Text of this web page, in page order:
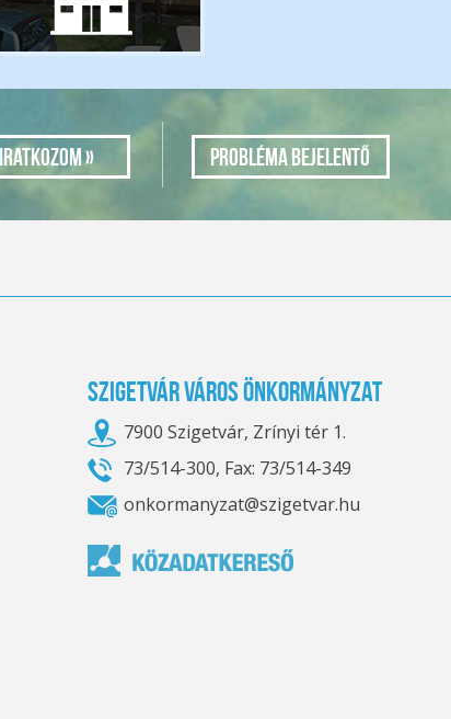
Probléma bejelentő
Szigetvár Város Önkormányzat
7900 Szigetvár, Zrínyi tér 1.
73/514-300, Fax: 73/514-349
onkormanyzat@szigetvar.hu